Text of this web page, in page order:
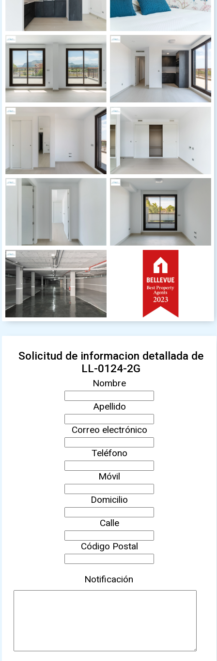
Solicitud de informacion detallada de
LL-0124-2G
Nombre
Apellido
Correo electrónico
Teléfono
Móvil
Domicilio
Calle
Código Postal
Notificación